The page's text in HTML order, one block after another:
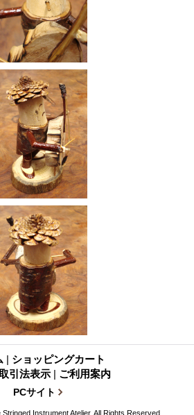
| ショッピングカート
引法表示 | ご利用案内
PCサイト
Instrument Atelier. All Rights Reserved.